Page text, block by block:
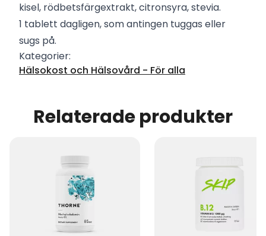
kisel, rödbetsfärgextrakt, citronsyra, stevia.
1 tablett dagligen, som antingen tuggas eller
sugs på.
Kategorier:
Hälsokost och Hälsovård - För alla
Relaterade produkter